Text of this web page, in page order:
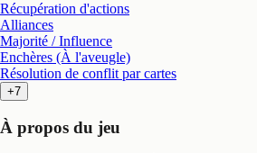
Récupération d'actions
Alliances
Majorité / Influence
Enchères (À l'aveugle)
Résolution de conflit par cartes
+7
À propos du jeu